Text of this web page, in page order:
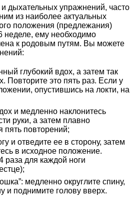
дыхательных упражнений, часто
из наиболее актуальных
положения (предлежания)
неделе, ему необходимо
к родовым путям. Вы можете
глубокий вдох, а затем так
Повторите это пять раз. Если у
опустившись на локти, на
и медленно наклонитесь
руки, а затем плавно
пять повторений;
и отведите ее в сторону, затем
в исходное положение.
раза для каждой ноги
медленно округлите спину,
и поднимите голову вверх.